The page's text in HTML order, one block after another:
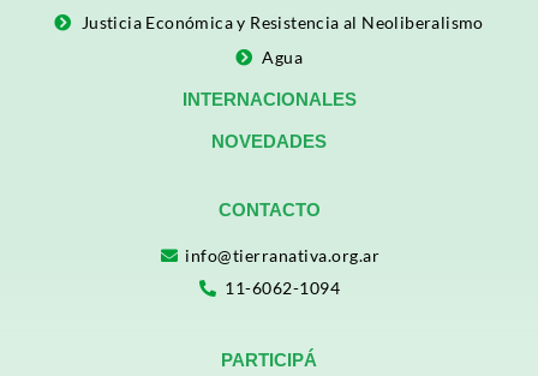
Justicia Económica y Resistencia al Neoliberalismo
Agua
INTERNACIONALES
NOVEDADES
CONTACTO
info@tierranativa.org.ar
11-6062-1094
PARTICIPÁ